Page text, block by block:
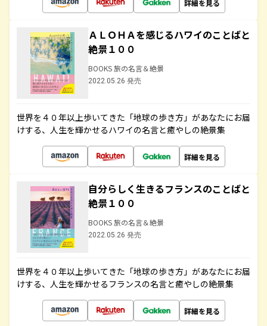
詳細を見る
ＡＬＯＨＡを感じるハワイのことばと
絶景１００
BOOKS 旅の名言＆絶景
2022.05.26 発売
世界を４０年以上歩いてきた「地球の歩き方」があなたにお届
けする、人生を輝かせるハワイの名言と癒やしの絶景集
詳細を見る
自分らしく生きるフランスのことばと
絶景１００
BOOKS 旅の名言＆絶景
2022.05.26 発売
世界を４０年以上歩いてきた「地球の歩き方」があなたにお届
けする、人生を輝かせるフランスの名言と癒やしの絶景集
詳細を見る